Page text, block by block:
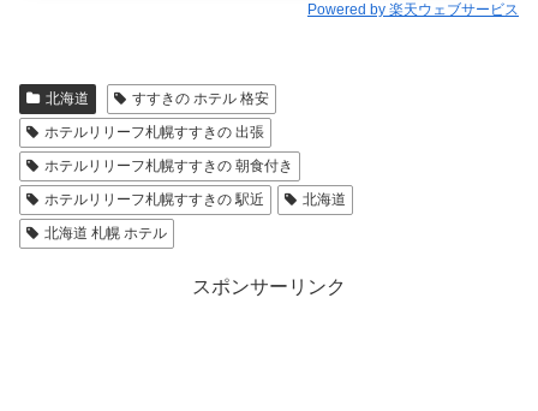
Powered by 楽天ウェブサービス
北海道
すすきの ホテル 格安
ホテルリリーフ札幌すすきの 出張
ホテルリリーフ札幌すすきの 朝食付き
ホテルリリーフ札幌すすきの 駅近
北海道
北海道 札幌 ホテル
スポンサーリンク